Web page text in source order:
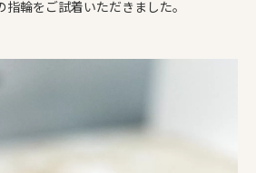
輪をご試着いただきました。